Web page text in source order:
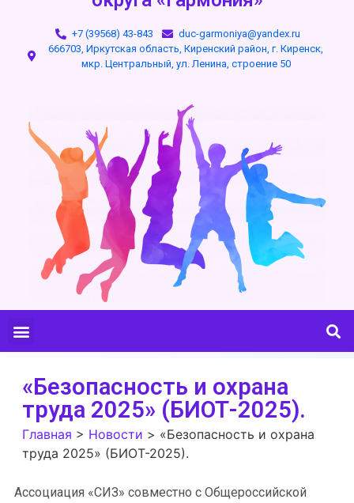
+7 (39568) 43-843
duc-garmoniya@yandex.ru
666703, Иркутская область, Киренский район, г. Киренск,
мкр. Центральный, ул. Ленина, строение 50
«Безопасность и охрана
труда 2025» (БИОТ-2025).
Главная > Новости > «Безопасность и охрана
труда 2025» (БИОТ-2025).
Ассоциация «СИЗ» совместно с Общероссийской